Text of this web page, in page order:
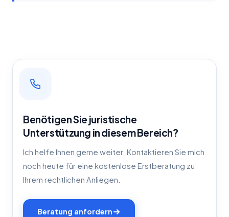
Benötigen Sie juristische
Unterstützung in diesem Bereich?
Ich helfe Ihnen gerne weiter. Kontaktieren Sie mich
noch heute für eine kostenlose Erstberatung zu
Ihrem rechtlichen Anliegen.
Beratung anfordern